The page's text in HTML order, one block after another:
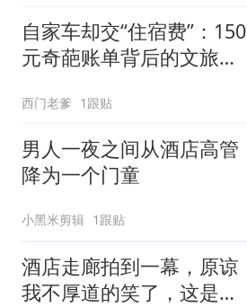
自家车却交“住宿费”：150
元奇葩账单背后的文旅之
西门老爹 1跟贴
男人一夜之间从酒店高管
降为一个门童
小黑米剪辑 1跟贴
酒店走廊拍到一幕，原谅
我不厚道的笑了，这是在